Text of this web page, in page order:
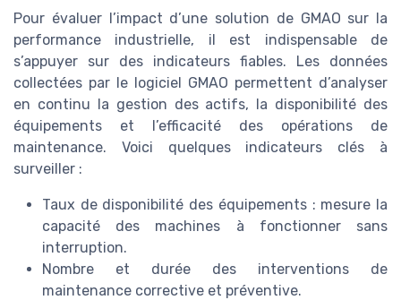
Pour évaluer l’impact d’une solution de GMAO sur la
performance industrielle, il est indispensable de
s’appuyer sur des indicateurs fiables. Les données
collectées par le logiciel GMAO permettent d’analyser
en continu la gestion des actifs, la disponibilité des
équipements et l’efficacité des opérations de
maintenance. Voici quelques indicateurs clés à
surveiller :
Taux de disponibilité des équipements : mesure la
capacité des machines à fonctionner sans
interruption.
Nombre et durée des interventions de
maintenance corrective et préventive.